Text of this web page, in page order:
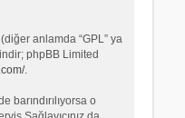
(diğer anlamda “GPL” ya
phpBB Limited
.
o